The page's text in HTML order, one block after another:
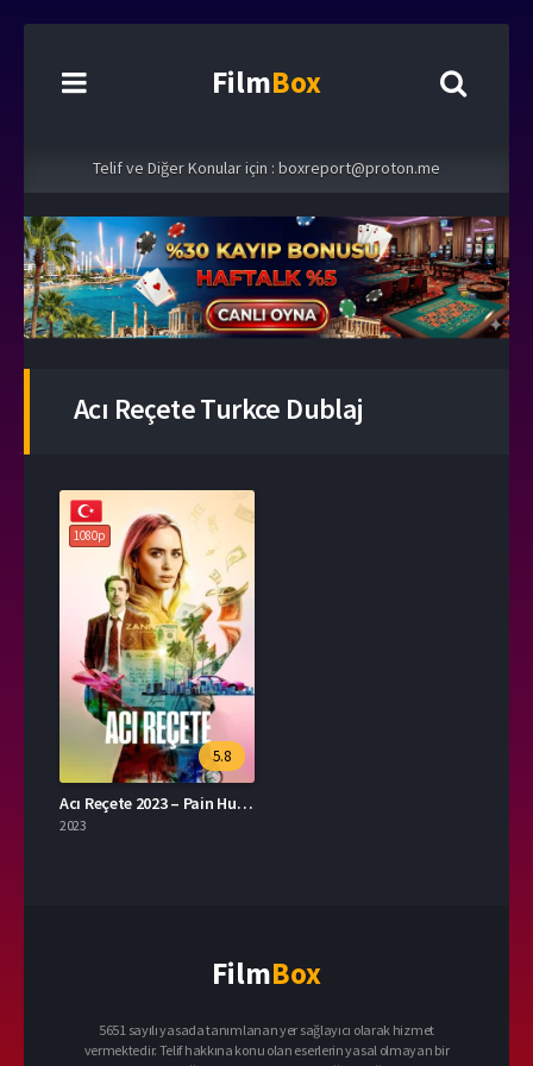
FilmBox
Telif ve Diğer Konular için : boxreport@proton.me
Acı Reçete Turkce Dublaj
1080p
5.8
Acı Reçete 2023 – Pain Hustlers 1080p Turkce Dublaj izle
2023
FilmBox
5651 sayılı yasada tanımlanan yer sağlayıcı olarak hizmet
vermektedir. Telif hakkına konu olan eserlerin yasal olmayan bir